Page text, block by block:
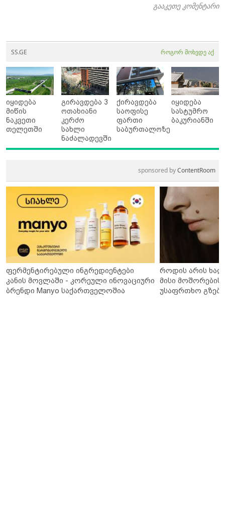
გააკეთე კომენტარი
SS.GE როგორ მოხვდე აქ
იყიდება
მიწის
ნაკვეთი
თელეთში
გირავდება 3
ოთახიანი
კერძო
სახლი
ნაძალადევში
ქირავდება
საოფისე
ფართი
საბურთალოზე
იყიდება
სასტუმრო
ბაკურიანში
sponsored byContentRoom
ფერმენტირებული ინგრედიენტები
კანის მოვლაში - კორეული ინოვაციური
ბრენდი Manyo საქართველოშია
როდის არის
მისი მოშორების
უსაფრთხო გზები